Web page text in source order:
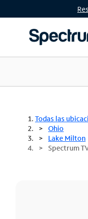
Todas las
Ohio
Lake Milton
Spectrum